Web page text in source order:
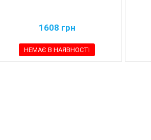
1608 грн
НЕМАЄ В НАЯВНОСТІ